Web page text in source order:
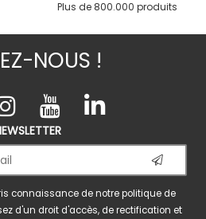
Plus de 800.000 produits
NOUS !
connaissance de notrepolitique de
d'un droit d'accès, de rectification et